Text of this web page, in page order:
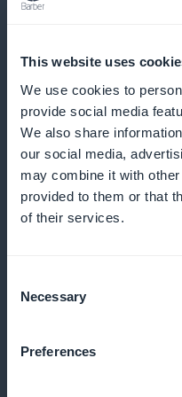
This website uses
We use cookies to
provide social media
We also share
our social media,
may combine it with
provided to them or that
of their services.
Selection
Necessary
Preferences
Tietoa
Annetaan
sertifikaateista ja siitä,